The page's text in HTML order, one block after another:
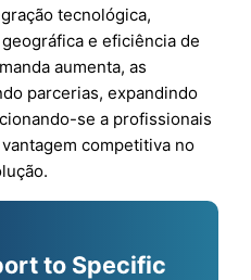
tecnológica,
e eficiência de
aumenta, as
parcerias, expandindo
se a profissionais
competitiva no
to Specific